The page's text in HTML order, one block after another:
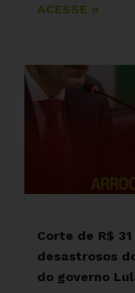
ACESSE »
Corte de R$
desastrosos
do governo